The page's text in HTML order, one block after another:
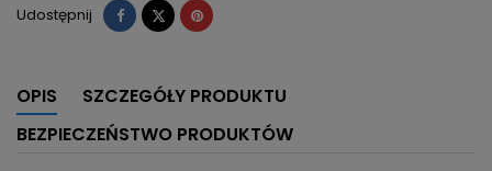
Udostępnij Udostępnij
TweetujPinterest
OPIS
SZCZEGÓŁY PRODUKTU
BEZPIECZEŃSTWO PRODUKTÓW